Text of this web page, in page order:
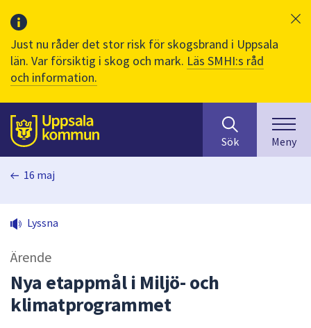
Just nu råder det stor risk för skogsbrand i Uppsala
län. Var försiktig i skog och mark. Läs SMHI:s råd
och information.
Till sidans
huvudinnehåll
efter
innehåll
på
sökfältet
kommer
Sök Meny
16 maj
Lyssna
Ärende
Nya etappmål i Miljö- och
klimatprogrammet